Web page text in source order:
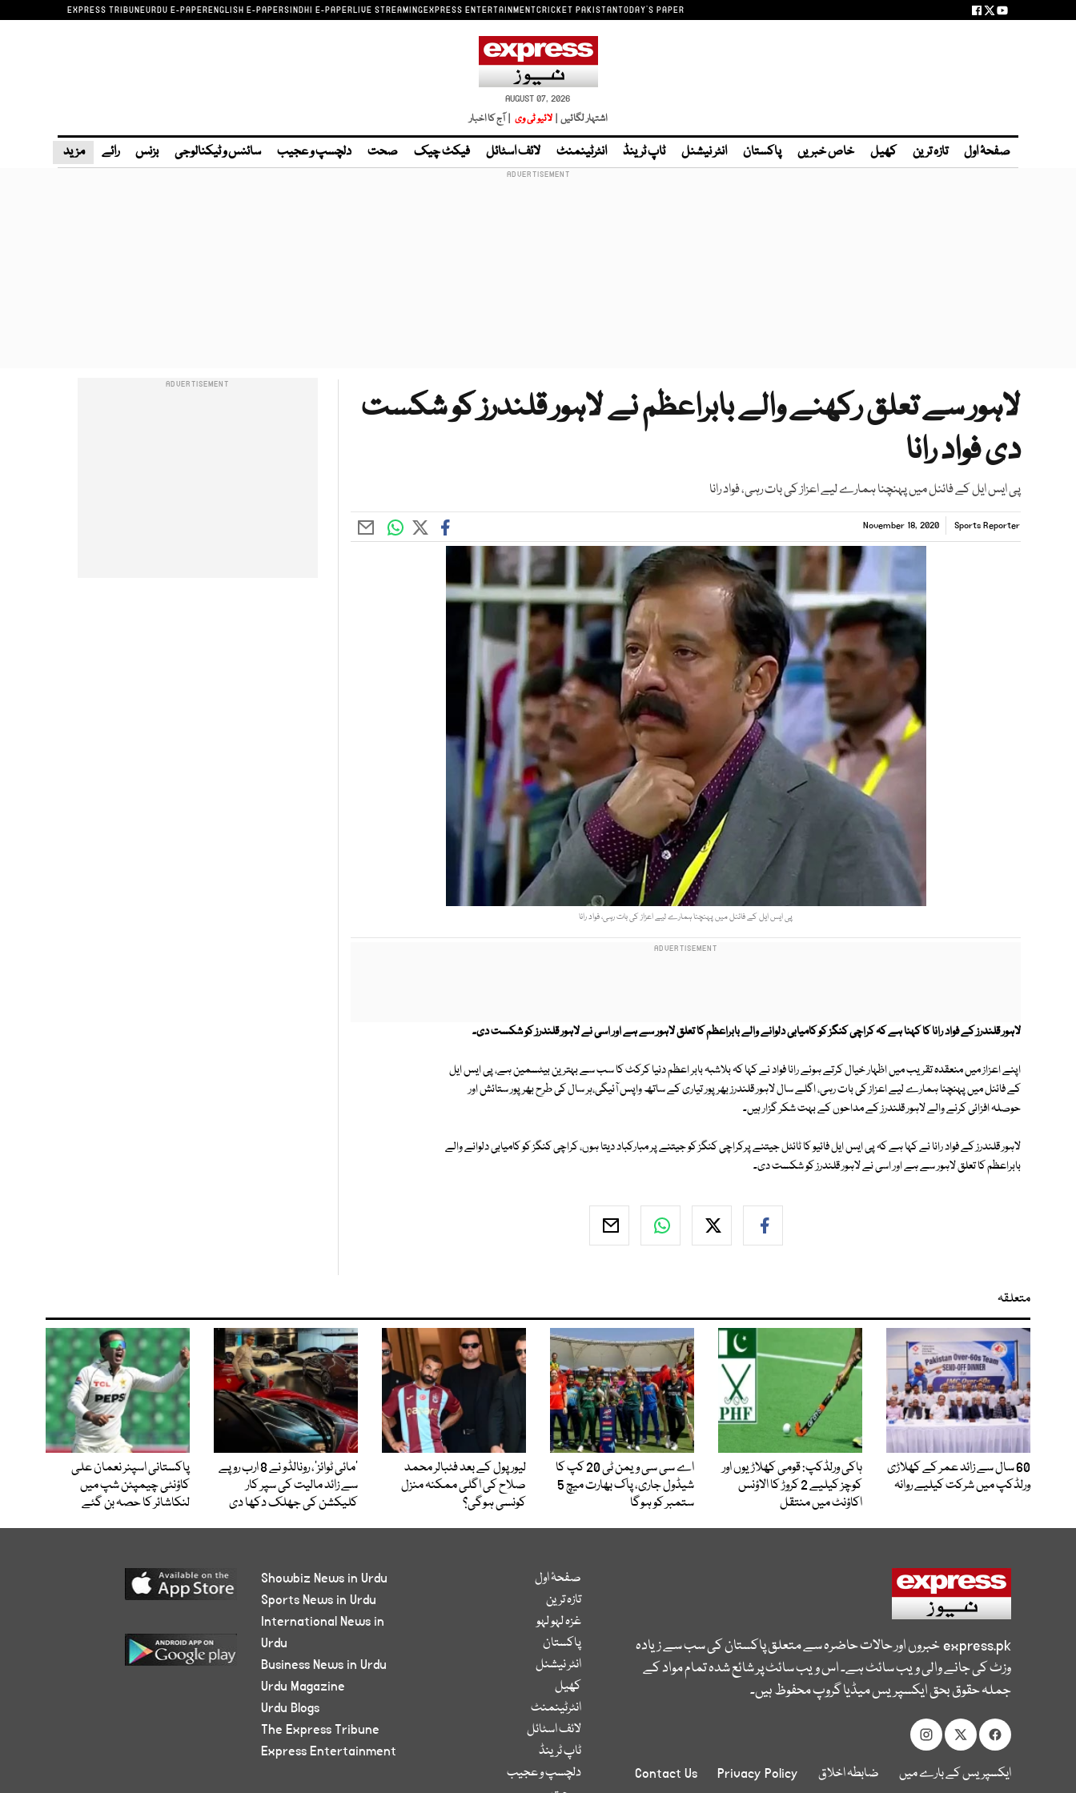
EXPRESS TRIBUNEURDU E-PAPERENGLISH E-PAPERSINDHI E-PAPERLIVE STREAMINGEXPRESS ENTERTAINMENTCRICKET PAKISTANTODAY'S PAPER
AUGUST 07, 2026
اشتہار لگائیں | لائیو ٹی وی | آج کا اخبار
صفحۂ اول تازہ ترین کھیل خاص خبریں پاکستان انٹر نیشنل ٹاپ ٹرینڈ انٹرٹینمنٹ لائف اسٹائل فیکٹ چیک صحت دلچسپ و عجیب سائنس و ٹیکنالوجی بزنس رائے مزید
لاہور سے تعلق رکھنے والے بابراعظم نے لاہور قلندرز کو شکست
دی فواد رانا
پی ایس ایل کے فائنل میں پہنچنا ہمارے لیے اعزاز کی بات رہی، فواد رانا
Sports Reporter
November 18, 2020
پی ایس ایل کے فائنل میں پہنچنا ہمارے لیے اعزاز کی بات رہی، فواد رانا
لاہور قلندرز کے فواد رانا کا کہنا ہے کہ کراچی کنگز کو کامیابی دلوانے والے بابراعظم کا تعلق لاہور سے ہے اور اسی نے لاہور قلندرز کو شکست دی۔
اپنے اعزاز میں منعقدہ تقریب میں اظہار خیال کرتے ہوئے رانا فواد نے کہا کہ بلاشبہ بابر اعظم دنیا کرکٹ کا سب سے بہترین بیٹسمین ہے، پی ایس ایل
کے فائنل میں پہنچنا ہمارے لیے اعزاز کی بات رہی، اگلے سال لاہور قلندرز بھر پور تیاری کے ساتھ واپس آئیگی،ہر سال کی طرح بھرپور ستائش اور
حوصلہ افزائی کرنے والے لاہور قلندرز کے مداحوں کے بہت شکر گزار ہیں۔
لاہور قلندرز کے فواد رانا نے کہا ہے کہ پی ایس ایل فائیو کا ٹائٹل جیتنے پرکراچی کنگز کو جیتنے پر مبارکباد دیتا ہوں، کراچی کنگز کو کامیابی دلوانے والے
بابراعظم کا تعلق لاہور سے ہے اور اسی نے لاہور قلندرز کو شکست دی۔
متعلقہ
60 سال سے زائد عمر کے کھلاڑی
ورلڈکپ میں شرکت کیلیے روانہ
ہاکی ورلڈکپ: قومی کھلاڑیوں اور
کوچز کیلیے 2 کروڑ کا الاؤنس
اکاؤنٹ میں منتقل
اے سی سی ویمن ٹی 20 کپ کا
شیڈول جاری، پاک بھارت میچ 5
ستمبر کو ہوگا
لیور پول کے بعد فٹبالر محمد
صلاح کی اگلی ممکنہ منزل
کونسی ہوگی؟
’مائی ٹوائز‘، رونالڈو نے 8 ارب روپے
سے زائد مالیت کی سپر کار
کلیکشن کی جھلک دکھا دی
پاکستانی اسپنر نعمان علی
کاؤنٹی چیمپئن شپ میں
لنکاشائر کا حصہ بن گئے
express.pkخبروں اور حالات حاضرہ سے متعلق پاکستان کی سب سے زیادہ
وزٹ کی جانے والی ویب سائٹ ہے۔ اس ویب سائٹ پر شائع شدہ تمام مواد کے
جملہ حقوق بحق ایکسپریس میڈیا گروپ محفوظ ہیں۔
ایکسپریس کے بارے میں ضابطہ اخلاق Privacy Policy
Contact Us
صفحۂ اول
تازہ ترین
غزہ لہو لہو
پاکستان
انٹر نیشنل
کھیل
انٹرٹینمنٹ
لائف اسٹائل
ٹاپ ٹرینڈ
دلچسپ و عجیب
Showbiz News in Urdu
Sports News in Urdu
International News in
Urdu
Business News in Urdu
Urdu Magazine
Urdu Blogs
The Express Tribune
Express Entertainment